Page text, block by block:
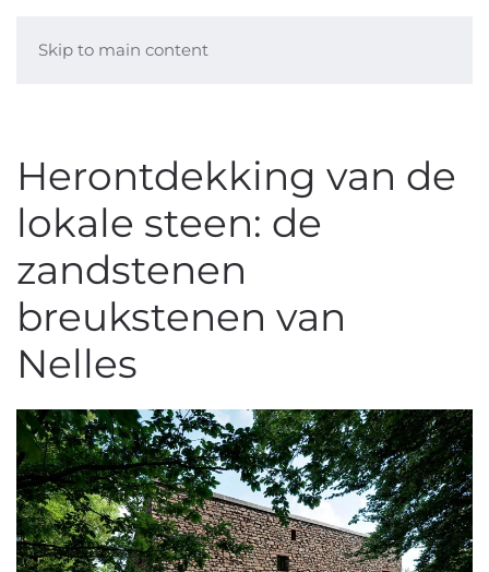
Skip to main content
Herontdekking van de
lokale steen: de
zandstenen
breukstenen van
Nelles